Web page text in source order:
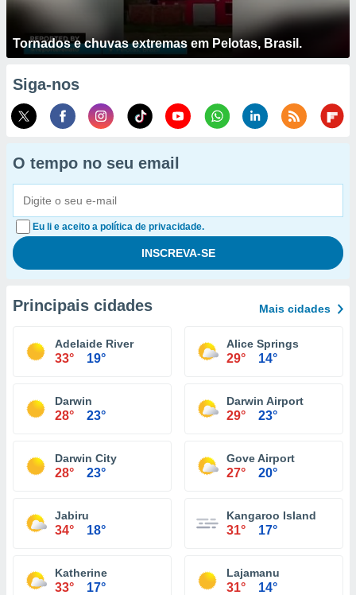
Tornados e chuvas extremas em Pelotas, Brasil.
Siga-nos
O tempo no seu email
Eu li e aceito a política de privacidade.
Principais cidades Mais cidades
Adelaide River
33° 19°
Alice Springs
29° 14°
Darwin
28° 23°
Darwin Airport
29° 23°
Darwin City
28° 23°
Gove Airport
27° 20°
Jabiru
34° 18°
Kangaroo Island
31° 17°
Katherine
33° 17°
Lajamanu
31° 14°